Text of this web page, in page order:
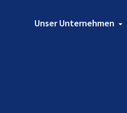
Unser Unternehmen